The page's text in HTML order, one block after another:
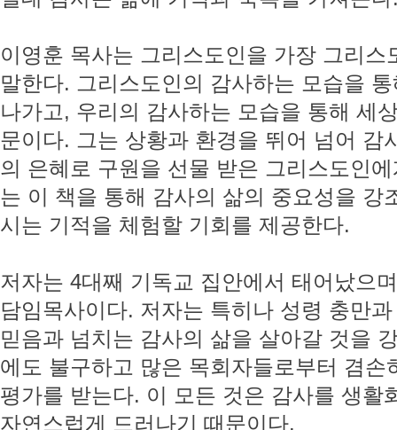
이영훈 목사는 그리스도인을 가장 그리스
말한다. 그리스도인의 감사하는 모습을
나가고, 우리의 감사하는 모습을 통해 세
문이다. 그는 상황과 환경을 뛰어 넘어 감
의 은혜로 구원을 선물 받은 그리스도인
는 이 책을 통해 감사의 삶의 중요성을 강
시는 기적을 체험할 기회를 제공한다.
저자는 4대째 기독교 집안에서 태어났으
담임목사이다. 저자는 특히나 성령 충만
믿음과 넘치는 감사의 삶을 살아갈 것을
에도 불구하고 많은 목회자들로부터 겸
평가를 받는다. 이 모든 것은 감사를 생활
자연스럽게 드러나기 때문이다.